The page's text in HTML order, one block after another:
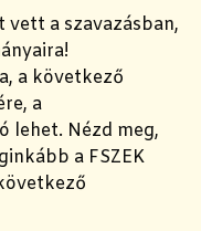
vett a szavazásban,
a következő
a
lehet. Nézd meg,
a FSZEK